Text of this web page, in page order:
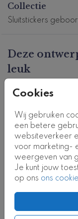
Cookies
Wij gebruiken
een betere
websiteverkeer
voor marketing-
weergeven van
Je kunt jouw
op ons ons
Dit product maakt
deze stijl.
Collectie
Sluitstickers
Deze
leuk